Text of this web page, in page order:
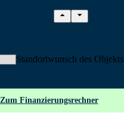
Standortwunsch des Objekts
Zum Finanzierungsrechner